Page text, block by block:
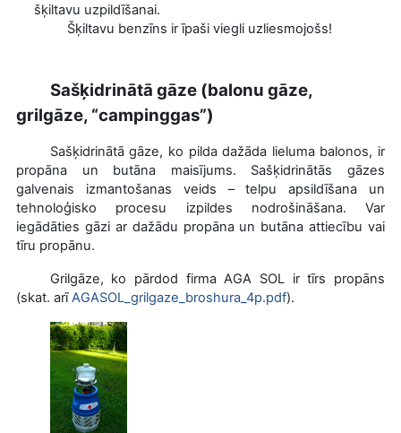
šķiltavu uzpildīšanai.
Šķiltavu benzīns ir īpaši viegli uzliesmojošs!
Sašķidrinātā gāze (balonu gāze,
grilgāze, “campinggas”)
Sašķidrinātā gāze, ko pilda dažāda lieluma balonos, ir
propāna un butāna maisījums. Sašķidrinātās gāzes
galvenais izmantošanas veids – telpu apsildīšana un
tehnoloģisko procesu izpildes nodrošināšana. Var
iegādāties gāzi ar dažādu propāna un butāna attiecību vai
tīru propānu.
Grilgāze, ko pārdod firma AGA SOL ir tīrs propāns
(skat. arīAGASOL_grilgaze_broshura_4p.pdf).